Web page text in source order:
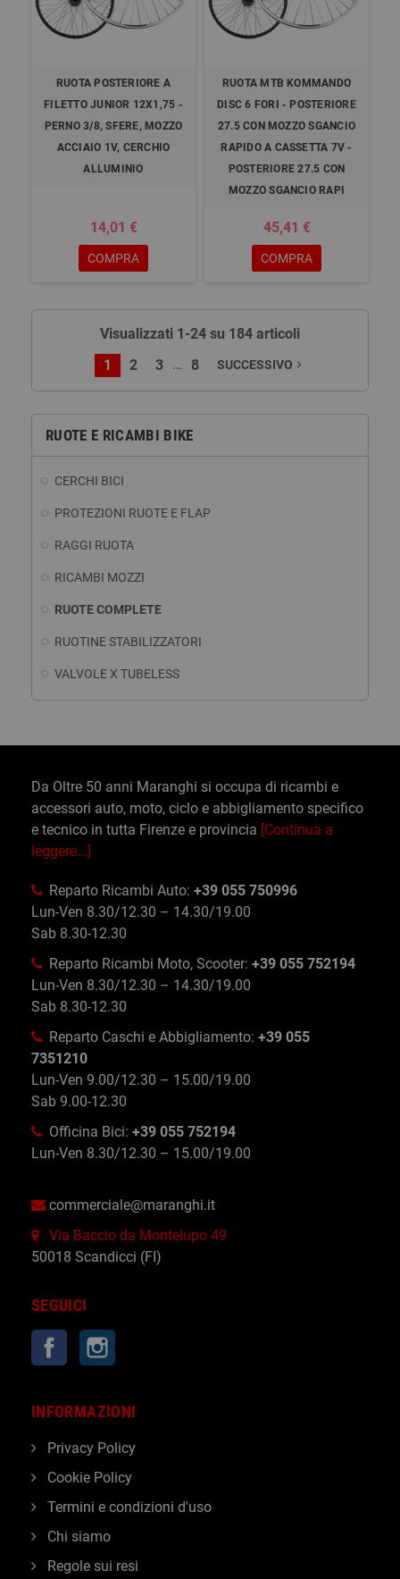
RUOTE E RICAMBI BIKE
CERCHI BICI
PROTEZIONI RUOTE E FLAP
RAGGI RUOTA
RICAMBI MOZZI
RUOTE COMPLETE
RUOTINE STABILIZZATORI
VALVOLE X TUBELESS
RUOTA POSTERIORE A
FILETTO JUNIOR 12X1,75 -
PERNO 3/8, SFERE, MOZZO
ACCIAIO 1V, CERCHIO
ALLUMINIO
14,01 €
COMPRA
RUOTA MTB KOMMANDO
DISC 6 FORI - POSTERIORE
27.5 CON MOZZO SGANCIO
RAPIDO A CASSETTA 7V -
POSTERIORE 27.5 CON
MOZZO SGANCIO RAPI
45,41 €
COMPRA
Visualizzati 1-24 su 184 articoli
1
2 3 … 8 SUCCESSIVO navigate_next
Da Oltre 50 anni Maranghi si occupa di ricambi e
accessori auto, moto, ciclo e abbigliamento specifico
e tecnico in tutta Firenze e provincia [Continua a
leggere...]
Reparto Ricambi Auto: +39 055 750996
Lun-Ven 8.30/12.30 – 14.30/19.00
Sab 8.30-12.30
Reparto Ricambi Moto, Scooter: +39 055 752194
Lun-Ven 8.30/12.30 – 14.30/19.00
Sab 8.30-12.30
Reparto Caschi e Abbigliamento: +39 055
7351210
Lun-Ven 9.00/12.30 – 15.00/19.00
Sab 9.00-12.30
Officina Bici: +39 055 752194
Lun-Ven 8.30/12.30 – 15.00/19.00
commerciale@maranghi.it
Via Baccio da Montelupo 49
50018 Scandicci (FI)
SEGUICI
Facebook
INFORMAZIONI
Privacy Policy
Cookie Policy
Termini e condizioni d'uso
Chi siamo
Regole sui resi